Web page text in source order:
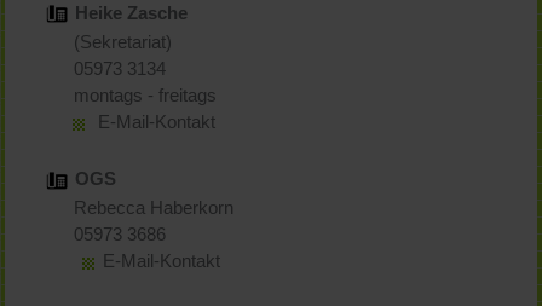
Heike Zasche
(Sekretariat)
05973 3134
montags - freitags
E-Mail-Kontakt
OGS
Rebecca Haberkorn
05973 3686
E-Mail-Kontakt